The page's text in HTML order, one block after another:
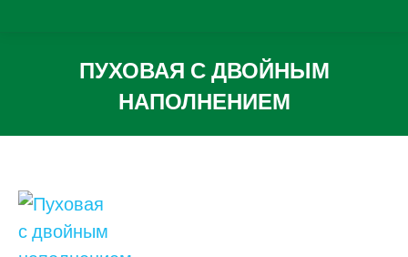
ПУХОВАЯ С ДВОЙНЫМ
НАПОЛНЕНИЕМ
Вы здесь: